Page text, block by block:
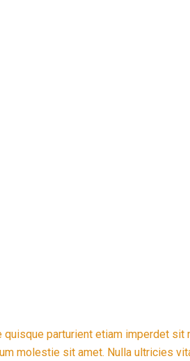
quisque parturient etiam imperdet
molestie sit amet. Nulla ultricies